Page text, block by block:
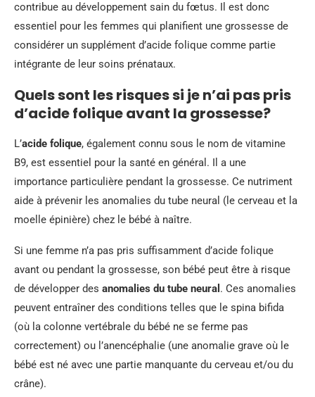
contribue au développement sain du fœtus. Il est donc
essentiel pour les femmes qui planifient une grossesse de
considérer un supplément d’acide folique comme partie
intégrante de leur soins prénataux.
Quels sont les risques si je n’ai pas pris
d’acide folique avant la grossesse?
L’acide folique, également connu sous le nom de vitamine
B9, est essentiel pour la santé en général. Il a une
importance particulière pendant la grossesse. Ce nutriment
aide à prévenir les anomalies du tube neural (le cerveau et la
moelle épinière) chez le bébé à naître.
Si une femme n’a pas pris suffisamment d’acide folique
avant ou pendant la grossesse, son bébé peut être à risque
de développer des anomalies du tube neural . Ces anomalies
peuvent entraîner des conditions telles que le spina bifida
(où la colonne vertébrale du bébé ne se ferme pas
correctement) ou l’anencéphalie (une anomalie grave où le
bébé est né avec une partie manquante du cerveau et/ou du
crâne).